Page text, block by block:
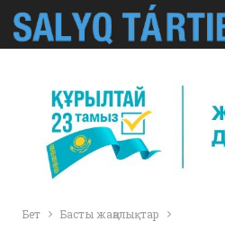
Бет Басты жаңалықтар